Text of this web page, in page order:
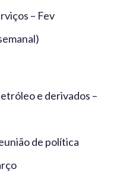
– Fev
e derivados –
de política